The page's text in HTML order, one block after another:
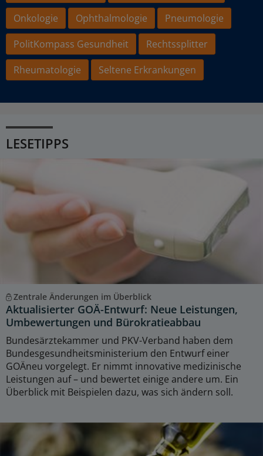
Onkologie
Ophthalmologie
Pneumologie
PolitKompass Gesundheit
Rechtssplitter
Rheumatologie
Seltene Erkrankungen
LESETIPPS
Zentrale Änderungen im Überblick
Aktualisierter GOÄ-Entwurf: Neue Leistungen,
Umbewertungen und Bürokratieabbau
Bundesärztekammer und PKV-Verband haben dem
Bundesgesundheitsministerium den Entwurf einer
GOÄneu vorgelegt. Er nimmt innovative medizinische
Leistungen auf – und bewertet einige andere um. Ein
Überblick mit Beispielen dazu, was sich ändern soll.